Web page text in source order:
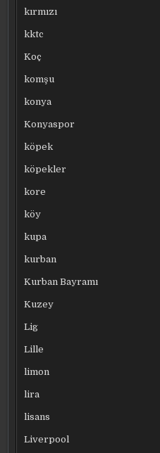
kırmızı
kktc
Koç
komşu
konya
Konyaspor
köpek
köpekler
kore
köy
kupa
kurban
Kurban Bayramı
Kuzey
Lig
Lille
limon
lira
lisans
Liverpool